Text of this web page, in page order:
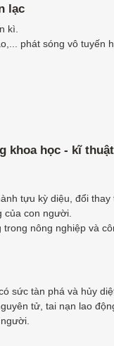
lạc
kì.
phát sóng vô tuyến
khoa học - kĩ thuật
tựu kỳ diệu, đổi
của con người.
nông nghiệp và
sức tàn phá và hủy
tử, tai nạn lao